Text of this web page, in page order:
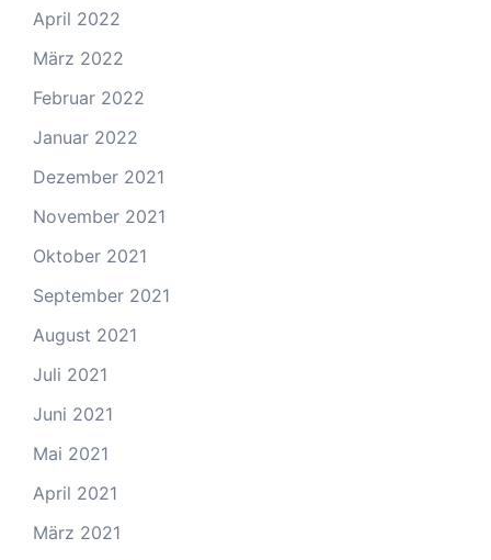
April 2022
März 2022
Februar 2022
Januar 2022
Dezember 2021
November 2021
Oktober 2021
September 2021
August 2021
Juli 2021
Juni 2021
Mai 2021
April 2021
März 2021